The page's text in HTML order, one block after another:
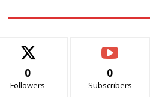
0
Followers
0
Subscribers